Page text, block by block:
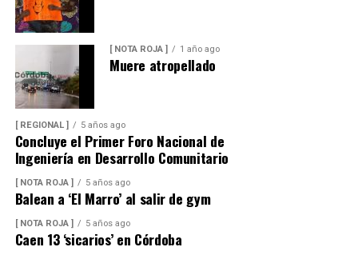
[ NOTA ROJA ] 1 año ago
Muere atropellado
[ REGIONAL ] 5 años ago
Concluye el Primer Foro Nacional de
Ingeniería en Desarrollo Comunitario
[ NOTA ROJA ] 5 años ago
Balean a ‘El Marro’ al salir de gym
[ NOTA ROJA ] 5 años ago
Caen 13 ‘sicarios’ en Córdoba